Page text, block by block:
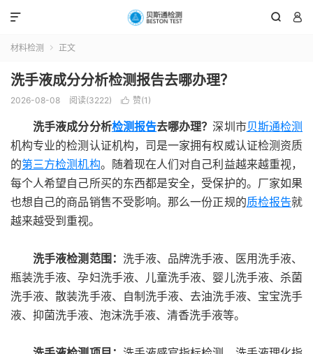
 

材料检测  正文
洗手液成分分析检测报告去哪办理？
2026-08-08 阅读(3222)  赞(1 )
洗手液成分分析检测报告去哪办理？深圳市贝斯通检测
机构专业的检测认证机构，司是一家拥有权威认证检测资质
的第三方检测机构。随着现在人们对自己利益越来越重视，
每个人希望自己所买的东西都是安全，受保护的。厂家如果
也想自己的商品销售不受影响。那么一份正规的质检报告就
越来越受到重视。
洗手液检测范围： 洗手液、品牌洗手液、医用洗手液、
瓶装洗手液、孕妇洗手液、儿童洗手液、婴儿洗手液、杀菌
洗手液、散装洗手液、自制洗手液、去油洗手液、宝宝洗手
液、抑菌洗手液、泡沫洗手液、清香洗手液等。